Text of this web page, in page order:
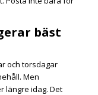
bäst
och torsdagar
Men
längre idag. Det